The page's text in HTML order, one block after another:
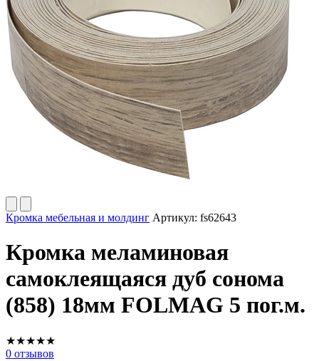
Кромка мебельная и молдинг Артикул: fs62643
Кромка меламиновая
самоклеящаяся дуб сонома
(858) 18мм FOLMAG 5 пог.м.
★★★★★
0 отзывов